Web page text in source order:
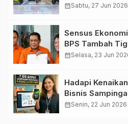
Penasaran
calendar_monthSabtu, 27 Jun 2026
Sensus
BPS Tambah
calendar_monthSelasa, 23 Jun
Hadapi
Bisnis
yang Waktunya
calendar_monthSenin, 22 Jun 2026